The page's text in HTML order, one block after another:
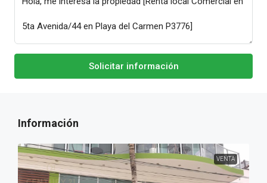
Solicitar información
VENTA